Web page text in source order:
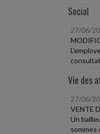
Social
27/06/
Vie des
27/06/
VENTE
Un
sommes